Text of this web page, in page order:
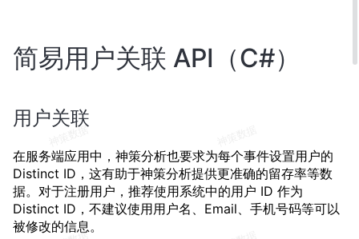
简易用户关联 API（C#）
用户关联
在服务端应用中，神策分析也要求为每个事件设置用户的
Distinct ID，这有助于神策分析提供更准确的留存率等数
据。对于注册用户，推荐使用系统中的用户 ID 作为
Distinct ID，不建议使用用户名、Email、手机号码等可以
被修改的信息。